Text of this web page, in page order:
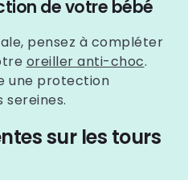
de votre bébé
pensez à compléter
oreiller anti-choc.
une protection
sur les tours